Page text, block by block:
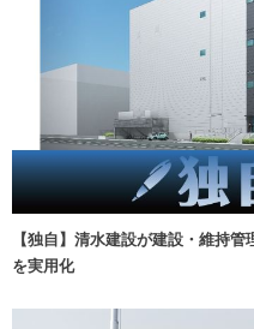
【独自】清水建設が建設・維持
を実用化